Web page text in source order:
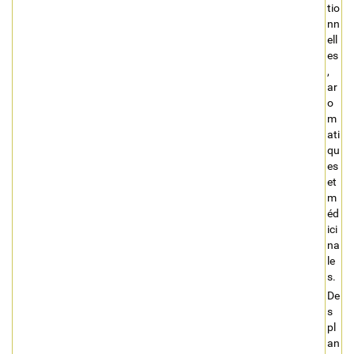
tio
nn
ell
es
,
ar
o
m
ati
qu
es
et
m
éd
ici
na
le
s.
De
s
pl
an